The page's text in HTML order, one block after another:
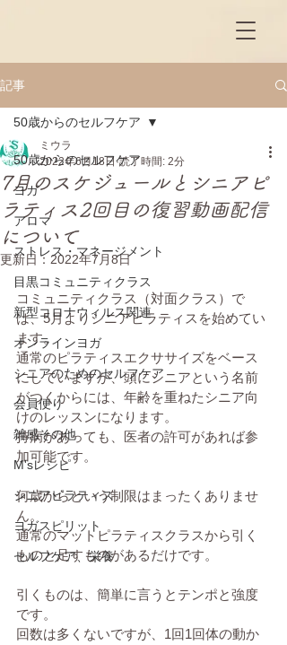
記事
50歳からのセルフケア
ヨガ
アロマ
ストレス・マネージメント
目黒コミュニティクラス
新型コロナウィルス関連
オンラインヨガ
シニアのためのセルフケア
会員便り
雑感その他
M'sレシピ
シニアピラティス
ヨガスピリット
セルフケア、栄養
50歳からのセルフケア
7月のスケジュールとシニアピ
ラティス2回目の復習動画配信
について
ミウラ
2022年6月18日 読了時間: 2分
更新日： 2022年7月8日
コミュニティクラス（対面クラス）で
は、5月よりシニアピラティスを始めてい
ます。
通常のピラティスエクササイズをベース
にしていますが、頭にシニアという名前
がつくからには、年齢を重ねたシニア向
けのレッスンになります。
持病があっても、医者の許可があれば参
加可能です。
何歳からという制限はまったくありませ
ん。
通常のマットピラティスクラスから引く
ものと足すものがあるだけです。
引くものは、簡単に言うとテンポと強度
です。
回数は多くないですが、1回1回体の動か